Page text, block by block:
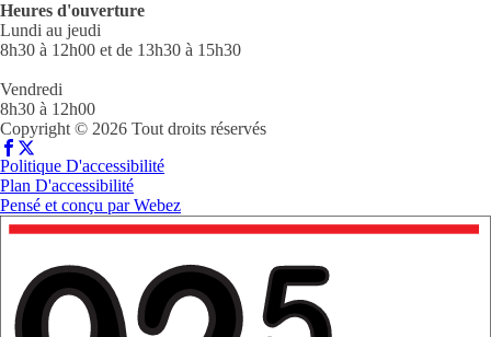
Heures d'ouverture
Lundi au jeudi
8h30 à 12h00 et de 13h30 à 15h30
Vendredi
8h30 à 12h00
Copyright © 2026 Tout droits réservés
Politique D'accessibilité
Plan D'accessibilité
Pensé et conçu parWebez